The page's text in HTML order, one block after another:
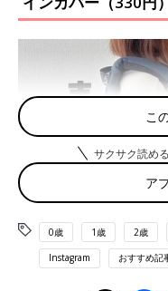
こ
サクサク読め
ア
0歳 1歳 2歳
Instagram おすすめ記